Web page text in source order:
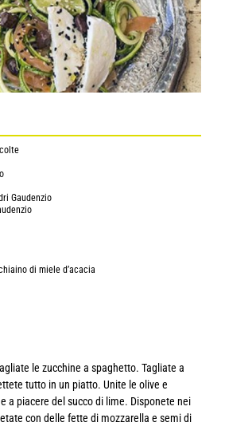
Gaudenzio
di miele d’acacia
le zucchine a spaghetto. Tagliate a
tutto in un piatto. Unite le olive e
a piacere del succo di lime. Disponete nei
con delle fette di mozzarella e semi di